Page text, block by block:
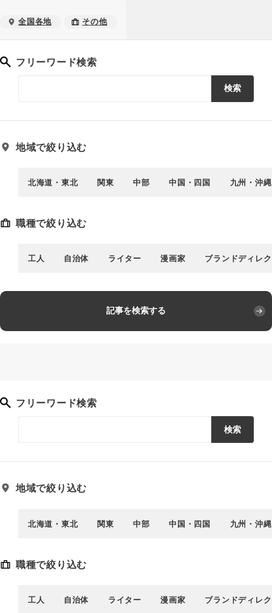
全国各地 その他
フリーワード検索
検索
地域で絞り込む
北海道・東北 関東 中部 中国・四国 九州・沖縄
職種で絞り込む
工人 自治体 ライター 漫画家 ブランドディレ
記事を検索する
フリーワード検索
検索
地域で絞り込む
北海道・東北 関東 中部 中国・四国 九州・沖縄
職種で絞り込む
工人 自治体 ライター 漫画家 ブランドディレ